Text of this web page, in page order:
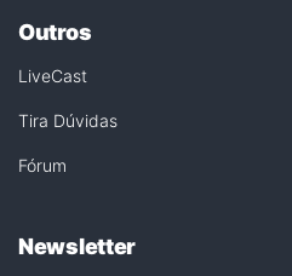
Outros
LiveCast
Tira Dúvidas
Fórum
Newsletter